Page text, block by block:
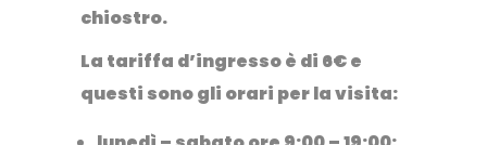
chiostro.
La tariffa d’ingresso è di 6€ e
questi sono gli orari per la visita: